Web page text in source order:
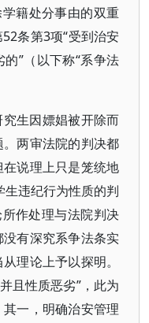
籍处分事由的双重
条第3项“受到治安
”（以下称“系争法
生因嫖娼被开除而
两审法院的判决都
说理上只是笼统地
生违纪行为性质的判
作处理与法院判决
有深究系争法条实
理论上予以探明。
且性质恶劣”，此为
一，明确治安管理